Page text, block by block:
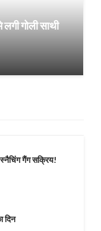
गोली साथी
गैंग सक्रिय!
दिन